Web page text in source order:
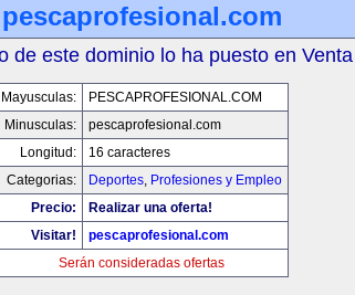
pescaprofesional.com
de este dominio lo ha puesto en Venta
Mayusculas:
PESCAPROFESIONAL.COM
Minusculas:
pescaprofesional.com
Longitud:
16 caracteres
Categorias:
Deportes, Profesiones y Empleo
Precio:
Realizar una oferta!
Visitar!
pescaprofesional.com
Serán consideradas ofertas